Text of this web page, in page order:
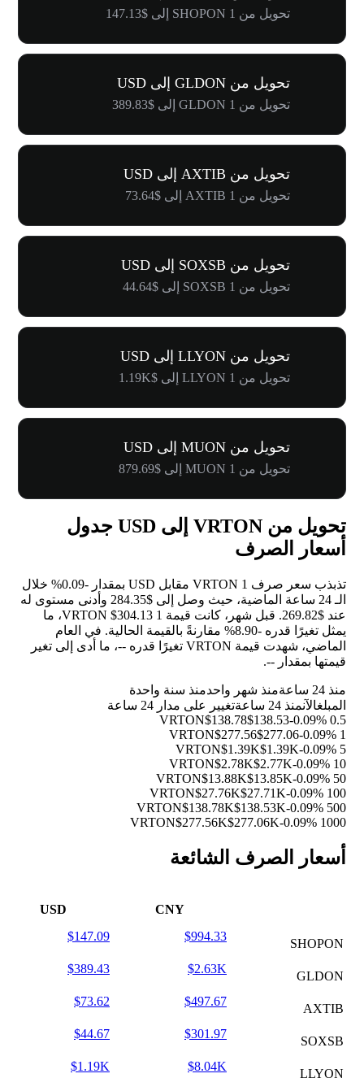
تحويل من 1 SHOPON إلى $147.13
تحويل من GLDON إلى USD
تحويل من 1 GLDON إلى $389.83
تحويل من AXTIB إلى USD
تحويل من 1 AXTIB إلى $73.64
تحويل من SOXSB إلى USD
تحويل من 1 SOXSB إلى $44.64
تحويل من LLYON إلى USD
تحويل من 1 LLYON إلى $1.19K
تحويل من MUON إلى USD
تحويل من 1 MUON إلى $879.69
تحويل من VRTON إلى USD جدول
أسعار الصرف
تذبذب سعر صرف 1 VRTON مقابل USD بمقدار -0.09%
خلال
الـ 24 ساعة الماضية، حيث وصل إلى $284.35 وأدنى مستوى له
عند $269.82. قبل شهر، كانت قيمة 1 VRTON $304.13، ما
يمثل تغيرًا قدره -8.90%
مقارنةً بالقيمة الحالية. في العام
الماضي، شهدت قيمة VRTON تغيرًا قدره
--، ما أدى إلى تغير
قيمتها بمقدار --
.
منذ 24 ساعة منذ شهر واحدمنذ سنة واحدة
المبلغالآنمنذ 24 ساعة
تغيير على مدار 24 ساعة
0.5 VRTON
$138.78$138.53-0.09%
1 VRTON
$277.56$277.06-0.09%
5 VRTON
$1.39K$1.39K-0.09%
10 VRTON
$2.78K$2.77K-0.09%
50 VRTON
$13.88K$13.85K-0.09%
100 VRTON
$27.76K$27.71K-0.09%
500 VRTON
$138.78K$138.53K-0.09%
1000 VRTON
$277.56K$277.06K-0.09%
أسعار الصرف الشائعة
CNY
USD
SHOPON
$994.33
$147.09
GLDON
$2.63K
$389.43
AXTIB
$497.67
$73.62
SOXSB
$301.97
$44.67
LLYON
$8.04K
$1.19K